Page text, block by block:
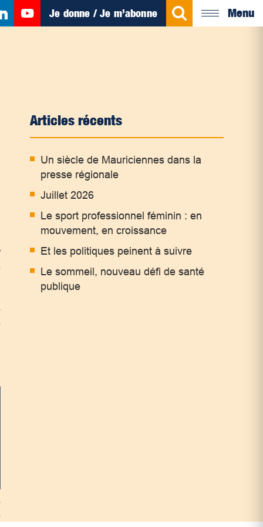
Je donne / Je m’abonne Menu
Articles récents
Un siècle de Mauriciennes dans la
presse régionale
Juillet 2026
Le sport professionnel féminin : en
mouvement, en croissance
Et les politiques peinent à suivre
Le sommeil, nouveau défi de santé
publique